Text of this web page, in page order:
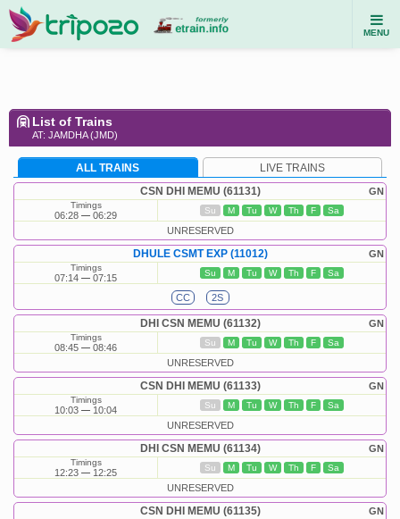
MENU
List of Trains
AT: JAMDHA (JMD)
ALL TRAINS LIVE TRAINS
GN
CSN DHI MEMU (61131)
Timings
06:28 06:29 Su M Tu W Th F Sa
UNRESERVED
GN
DHULE CSMT EXP (11012)
Timings
07:14 07:15 Su M Tu W Th F Sa
CC 2S
GN
DHI CSN MEMU (61132)
Timings
08:45 08:46 Su M Tu W Th F Sa
UNRESERVED
GN
CSN DHI MEMU (61133)
Timings
10:03 10:04 Su M Tu W Th F Sa
UNRESERVED
GN
DHI CSN MEMU (61134)
Timings
12:23 12:25 Su M Tu W Th F Sa
UNRESERVED
GN
CSN DHI MEMU (61135)